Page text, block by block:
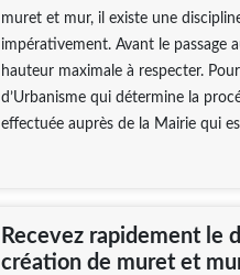
muret et mur, il existe une
impérativement. Avant le passage
hauteur maximale à respecter.
d’Urbanisme qui détermine la
effectuée auprès de la Mairie qui
Recevez rapidement le
création de muret et